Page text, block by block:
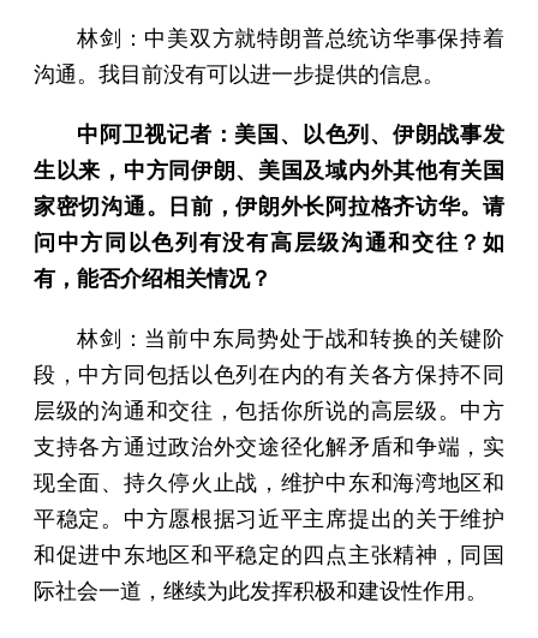
林剑：中美双方就特朗普总统访华事保持着
沟通。我目前没有可以进一步提供的信息。
中阿卫视记者：美国、以色列、伊朗战事发
生以来，中方同伊朗、美国及域内外其他有关国
家密切沟通。日前，伊朗外长阿拉格齐访华。请
问中方同以色列有没有高层级沟通和交往？如
有，能否介绍相关情况？
林剑：当前中东局势处于战和转换的关键阶
段，中方同包括以色列在内的有关各方保持不同
层级的沟通和交往，包括你所说的高层级。中方
支持各方通过政治外交途径化解矛盾和争端，实
现全面、持久停火止战，维护中东和海湾地区和
平稳定。中方愿根据习近平主席提出的关于维护
和促进中东地区和平稳定的四点主张精神，同国
际社会一道，继续为此发挥积极和建设性作用。